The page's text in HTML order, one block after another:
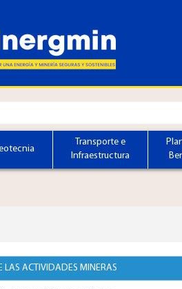
Transporte e
Infraestructura
ACTIVIDADES MINERAS